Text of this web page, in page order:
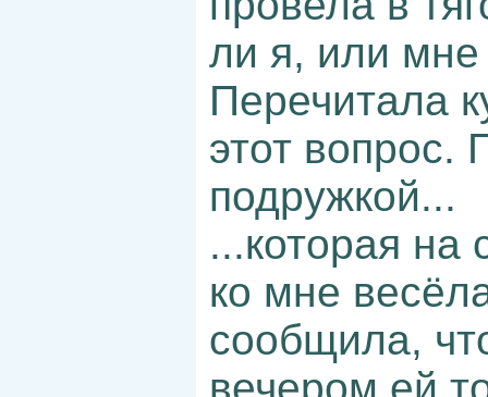
ли я, или мне
Перечитала
этот вопрос.
подружкой...
...которая
ко мне
сообщила,
вечером ей